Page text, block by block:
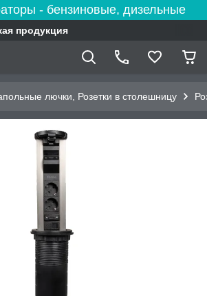
- бензиновые, дизельные
продукция
лючки, Розетки в столешницу